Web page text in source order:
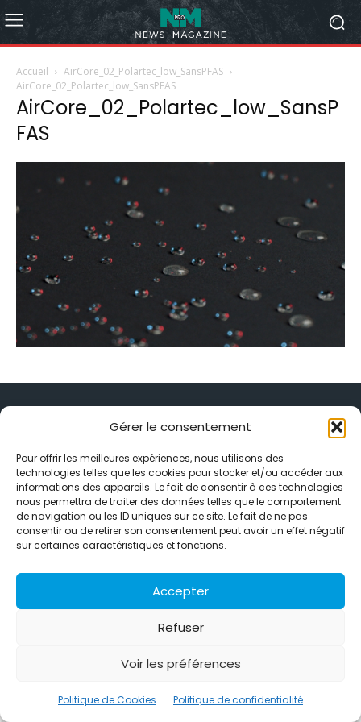
Gérer le consentement
Pour offrir les meilleures expériences, nous utilisons des
technologies telles que les cookies pour stocker et/ou accéder aux
informations des appareils. Le fait de consentir à ces technologies
nous permettra de traiter des données telles que le comportement
de navigation ou les ID uniques sur ce site. Le fait de ne pas
consentir ou de retirer son consentement peut avoir un effet négatif
sur certaines caractéristiques et fonctions.
Accepter
Refuser
Voir les préférences
Politique de Cookies Politique de confidentialité
Accueil
AirCore_02_Polartec_low_SansPFAS
AirCore_02_Polartec_low_SansPFAS
AirCore_02_Polartec_low_SansP
FAS
Alternative Média est une agence de relations presse et de
relations publiques basée à Grenoble. Depuis 1995, elle conçoit et
pilote des stratégies de visibilité en France et à l’international
grâce à un réseau d’agences partenaires.
Contactez-nous : info@alternativemedia.fr
International
Références